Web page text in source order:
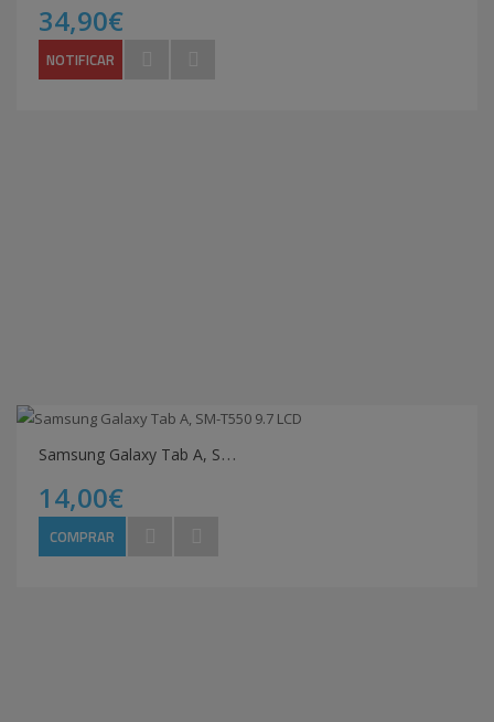
34,90€
NOTIFICAR
S
amsung Galaxy Tab A, SM-T550 9.7 LCD
14,00€
COMPRAR